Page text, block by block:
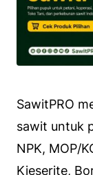
SawitPRO
sawit untuk
NPK, MOP/
Kieserite,